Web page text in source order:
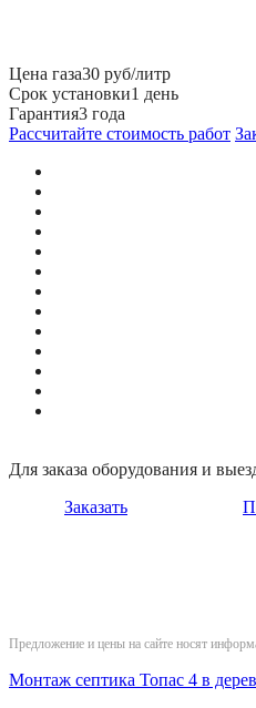
Цена газа30 руб/литр
Срок установки1 день
Гарантия3 года
Рассчитайте стоимость работ
Для заказа оборудования и
Заказать
Предложение и цены на сайте носят
Монтаж септика Топас 4 в